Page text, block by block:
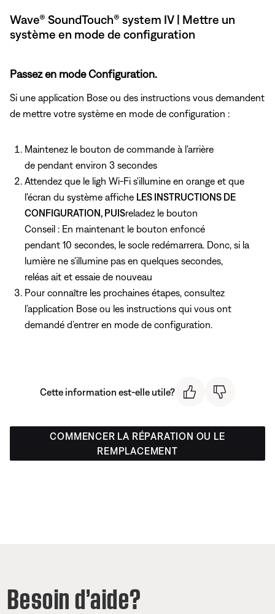
Wave® SoundTouch® system IV | Mettre un
système en mode de configuration
Passez en mode Configuration.
Si une application Bose ou des instructions vous demandent
de mettre votre système en mode de configuration :
Maintenez le bouton de commande à l'arrière
de pendant environ 3 secondes
Attendez que le ligh Wi-Fi s'illumine en orange et que
l'écran du système affiche LES INSTRUCTIONS DE
CONFIGURATION, PUISreladez le bouton
Conseil : En maintenant le bouton enfoncé
pendant 10 secondes, le socle redémarrera. Donc, si la
lumière ne s'illumine pas en quelques secondes,
reléas ait et essaie de nouveau
Pour connaître les prochaines étapes, consultez
l’application Bose ou les instructions qui vous ont
demandé d’entrer en mode de configuration.
Cette information est-elle utile?
COMMENCER LA RÉPARATION OU LE
REMPLACEMENT
Besoin d’aide?